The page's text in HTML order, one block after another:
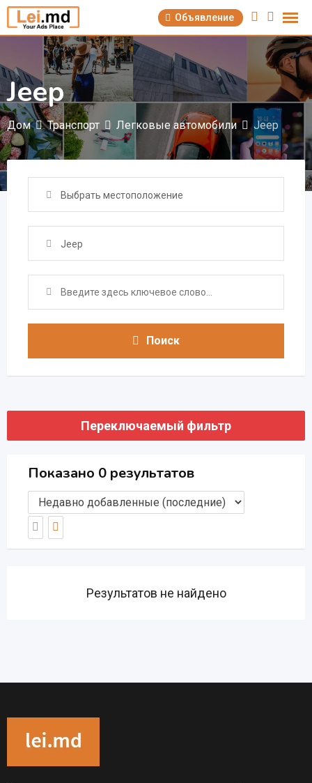
Перейти
содержимому
Объявление
Jeep
Дом Транспорт Легковые автомобили Jeep
Выбрать местоположение
Jeep
Поиск
Переключаемый фильтр
Показано 0 результатов
Результатов не найдено